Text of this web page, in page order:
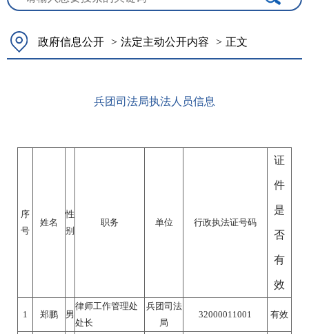
政府信息公开 > 法定主动公开内容 > 正文
兵团司法局执法人员信息
序
号
姓名
性
别
职务 单位 行政执法证号码
证
件
是
否
有
效
1 郑鹏 男
律师工作管理处
处长
兵团司法
局
32000011001 有效